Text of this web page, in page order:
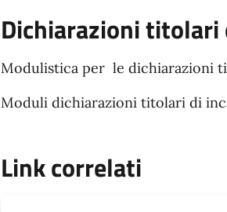
Dichiarazioni
Modulistica per le dichiarazioni
Moduli dichiarazioni titolari di
Link correlati